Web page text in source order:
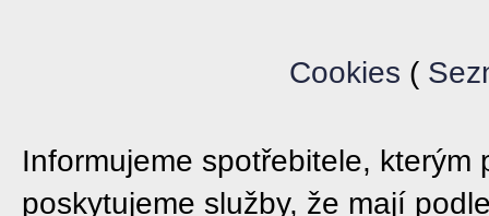
Cookies (
Informujeme spotřebitele, kterým
poskytujeme služby, že mají